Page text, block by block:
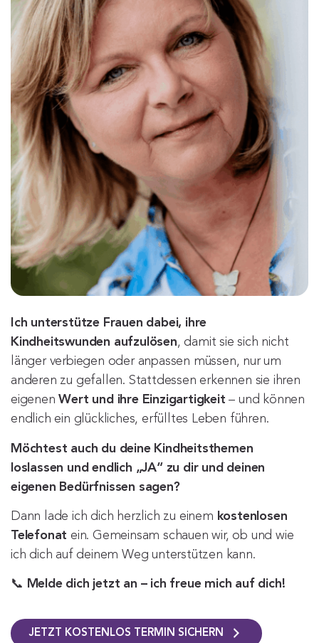
Ich unterstütze Frauen dabei, ihre
Kindheitswunden aufzulösen, damit sie sich nicht
länger verbiegen oder anpassen müssen, nur um
anderen zu gefallen. Stattdessen erkennen sie ihren
eigenenWert und ihre Einzigartigkeit – und können
endlich ein glückliches, erfülltes Leben führen.
Möchtest auch du deine Kindheitsthemen
loslassen und endlich „JA“ zu dir und deinen
eigenen Bedürfnissen sagen?
Dann lade ich dich herzlich zu einem kostenlosen
Telefonat ein. Gemeinsam schauen wir, ob und wie
ich dich auf deinem Weg unterstützen kann.
📞 Melde dich jetzt an – ich freue mich auf dich!
JETZT KOSTENLOS TERMIN SICHERN